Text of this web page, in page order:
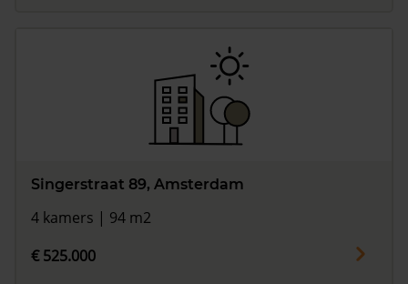
Singerstraat 89, Amsterdam
4 kamers | 94 m2
€ 525.000